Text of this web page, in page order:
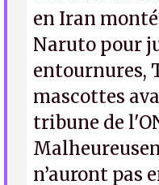
en Iran
Naruto pour
entournures,
mascottes
tribune de
n’auront pas